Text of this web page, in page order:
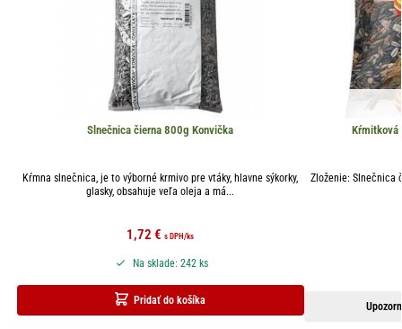
Slnečnica čierna 800g Konvička
Kŕmna slnečnica, je to výborné krmivo pre vtáky, hlavne sýkorky,
glasky, obsahuje veľa oleja a má...
1,72€ s DPH/ks
Pridať do košíka
Na sklade: 242 ks
Kŕmitková
Zloženie: Slnečnica